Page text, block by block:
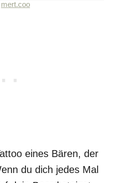
mert.coo
eines Bären, der
du dich jedes Mal